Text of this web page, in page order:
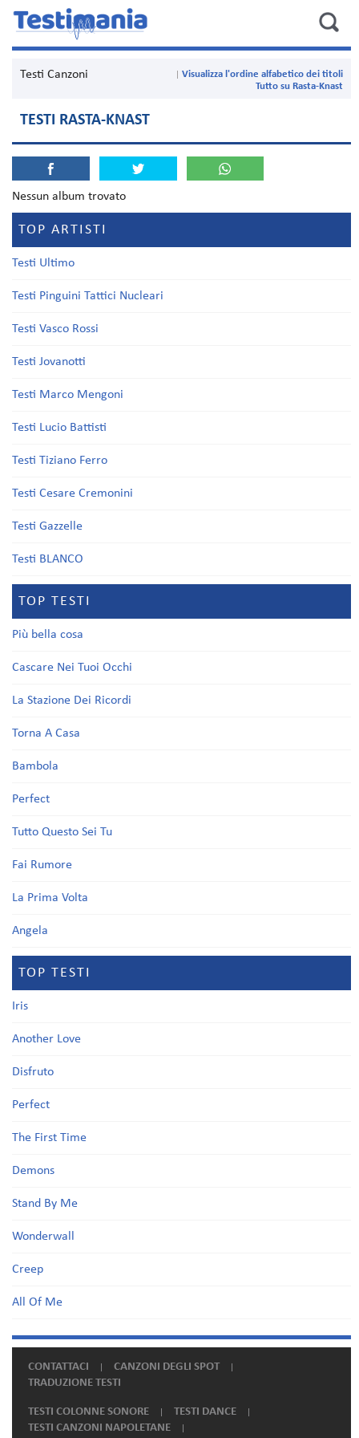
Testi Canzoni
Visualizza l'ordine alfabetico dei titoli
Tutto su Rasta-Knast
TESTI RASTA-KNAST
Nessun album trovato
TOP ARTISTI
Testi Ultimo
Testi Pinguini Tattici Nucleari
Testi Vasco Rossi
Testi Jovanotti
Testi Marco Mengoni
Testi Lucio Battisti
Testi Tiziano Ferro
Testi Cesare Cremonini
Testi Gazzelle
Testi BLANCO
TOP TESTI
Più bella cosa
Cascare Nei Tuoi Occhi
La Stazione Dei Ricordi
Torna A Casa
Bambola
Perfect
Tutto Questo Sei Tu
Fai Rumore
La Prima Volta
Angela
TOP TESTI
Iris
Another Love
Disfruto
Perfect
The First Time
Demons
Stand By Me
Wonderwall
Creep
All Of Me
CONTATTACI
CANZONI DEGLI SPOT
TRADUZIONE TESTI
TESTI COLONNE SONORE
TESTI DANCE
TESTI CANZONI NAPOLETANE